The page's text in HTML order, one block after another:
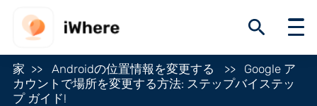
家 Androidの位置情報を変更する
Google ア
カウントで場所を変更する方法: ステップバイステッ
プ ガイド!